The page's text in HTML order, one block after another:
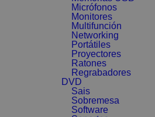
Micrófonos
Monitores
Multifunción
Networking
Portátiles
Proyectores
Ratones
Regrabadores
DVD
Sais
Sobremesa
Software